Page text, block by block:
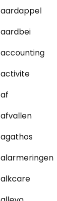
aardappel
aardbei
accounting
activite
af
afvallen
agathos
alarmeringen
alkcare